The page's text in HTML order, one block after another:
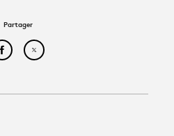
Partager
Partager cet article sur
Partager cet article sur